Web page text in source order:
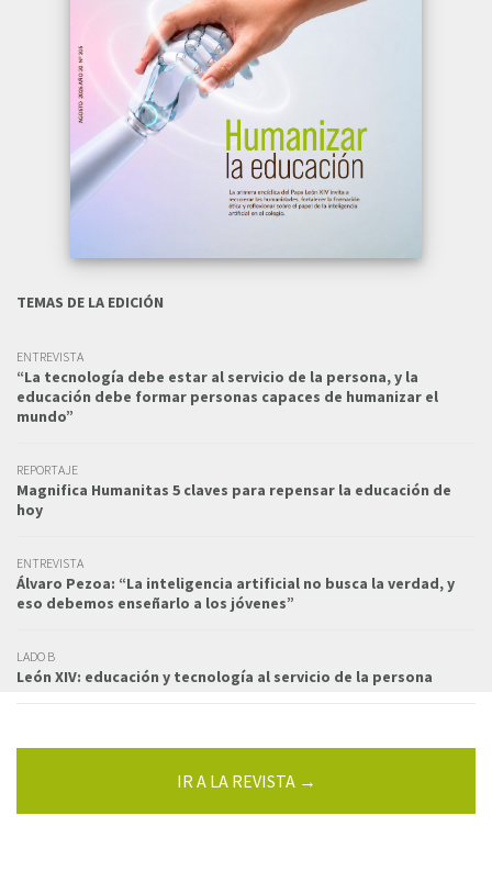
TEMAS DE LA EDICIÓN
ENTREVISTA
“La tecnología debe estar al servicio de la persona, y la
educación debe formar personas capaces de humanizar el
mundo”
REPORTAJE
Magnifica Humanitas 5 claves para repensar la educación de
hoy
ENTREVISTA
Álvaro Pezoa: “La inteligencia artificial no busca la verdad, y
eso debemos enseñarlo a los jóvenes”
LADO B
León XIV: educación y tecnología al servicio de la persona
IR A LA REVISTA →